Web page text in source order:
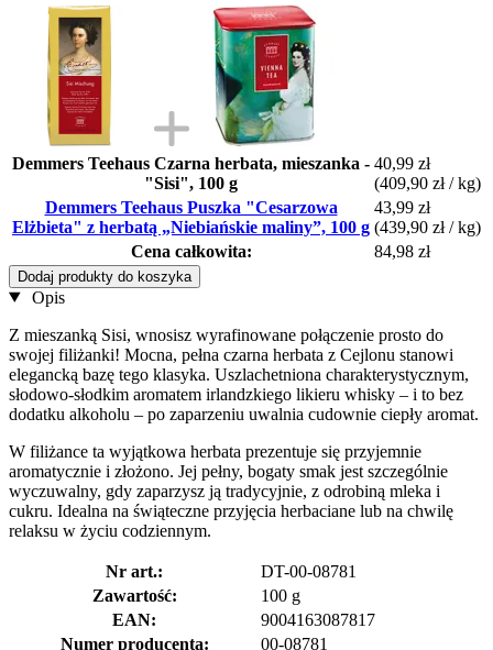
Demmers Teehaus Czarna herbata, mieszanka -
"Sisi", 100 g
40,99 zł
(409,90 zł / kg)
Demmers Teehaus Puszka "Cesarzowa
Elżbieta" z herbatą „Niebiańskie maliny”, 100 g
43,99 zł
(439,90 zł / kg)
Cena całkowita:
84,98 zł
Dodaj produkty do koszyka
Opis
Z mieszanką Sisi, wnosisz wyrafinowane połączenie prosto do
swojej filiżanki! Mocna, pełna czarna herbata z Cejlonu stanowi
elegancką bazę tego klasyka. Uszlachetniona charakterystycznym,
słodowo-słodkim aromatem irlandzkiego likieru whisky – i to bez
dodatku alkoholu – po zaparzeniu uwalnia cudownie ciepły aromat.
W filiżance ta wyjątkowa herbata prezentuje się przyjemnie
aromatycznie i złożono. Jej pełny, bogaty smak jest szczególnie
wyczuwalny, gdy zaparzysz ją tradycyjnie, z odrobiną mleka i
cukru. Idealna na świąteczne przyjęcia herbaciane lub na chwilę
relaksu w życiu codziennym.
Nr art.:
DT-00-08781
Zawartość:
100 g
EAN:
9004163087817
Numer producenta:
00-08781